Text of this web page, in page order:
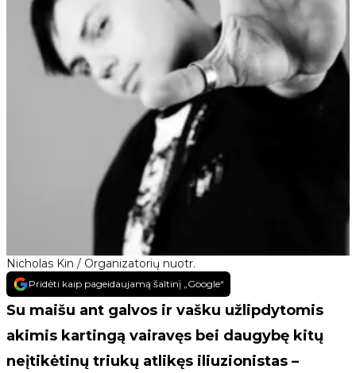
Nicholas Kin / Organizatorių nuotr.
Pridėti kaip pageidaujamą šaltinį „Google“
Su maišu ant galvos ir vašku užlipdytomis
akimis kartingą vairavęs bei daugybę kitų
neįtikėtinų triukų atlikęs iliuzionistas –